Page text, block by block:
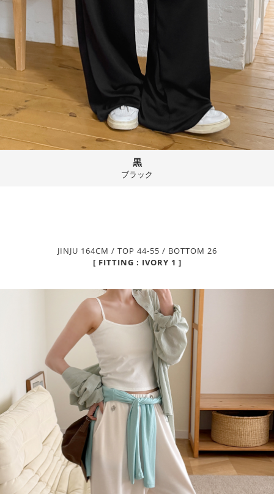
黒
ブラック
JINJU 164CM / TOP 44-55 / BOTTOM 26
[ FITTING : IVORY 1 ]